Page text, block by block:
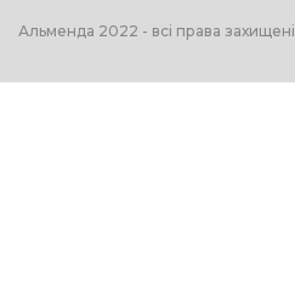
Альменда 2022 - всі права захищені